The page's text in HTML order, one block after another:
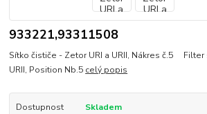
933221,93311508
Sítko čističe - Zetor URI a URII, Nákres č.5 Filter
URII, Position Nb.5 celý popis
Dostupnost Skladem